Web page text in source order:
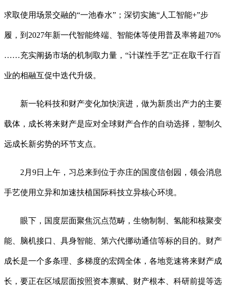
求取使用场景交融的“一池春水”；深切实施“人工智能+”步
履，到2027年新一代智能终端、智能体等使用普及率将超70%
……充实阐扬市场的机制取力量，“计谋性手艺”正在取千行百
业的相融互促中迭代升级。
新一轮科技和财产变化加快演进，做为新质出产力的主要
载体，成长将来财产是应对全球财产合作的自动选择，塑制久
远成长新劣势的环节支点。
2月9日上午，习总来到位于亦庄的国度信创园，领会消息
手艺使用立异和加速扶植国际科技立异核心环境。
眼下，国度层面聚焦沉点范畴，生物制制、氢能和核聚变
能、脑机接口、具身智能、第六代挪动通信等标的目的。财产
成长是一个多条理、多梯度的宏阔全体，各地竞速将来财产成
长，要正在区域层面按照资本禀赋、财产根本、科研前提等选